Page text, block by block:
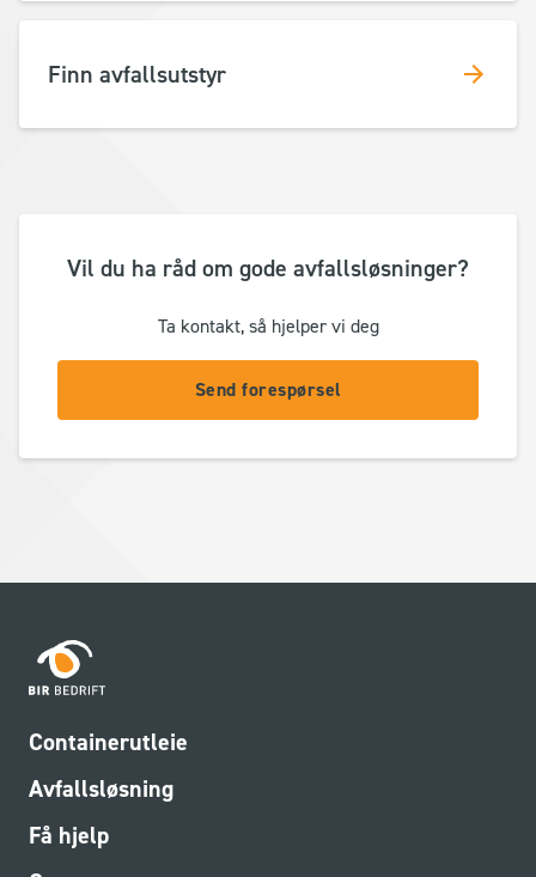
Finn avfallsutstyr
Vil du ha råd om gode avfallsløsninger?
Ta kontakt, så hjelper vi deg
Send forespørsel
Containerutleie
Avfallsløsning
Få hjelp